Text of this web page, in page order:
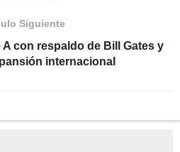
Siguiente
A con respaldo de Bill Gates y
internacional